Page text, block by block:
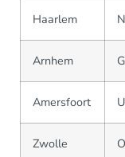
Haarlem
Arnhem
Amersfoort
Zwolle